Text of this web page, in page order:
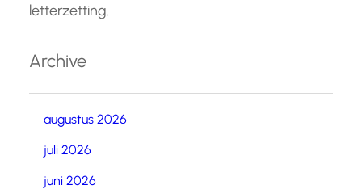
letterzetting.
Archive
augustus 2026
juli 2026
juni 2026